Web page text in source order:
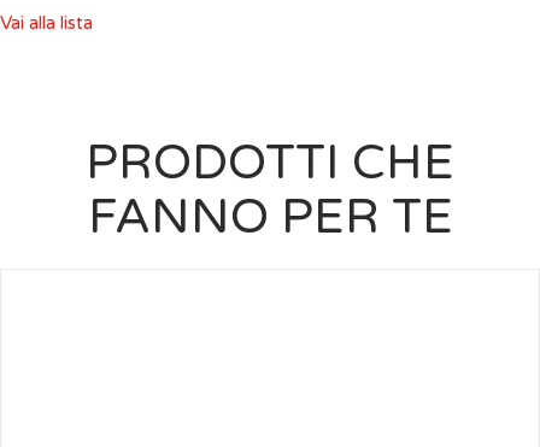
Vai alla lista
PRODOTTI CHE
FANNO PER TE